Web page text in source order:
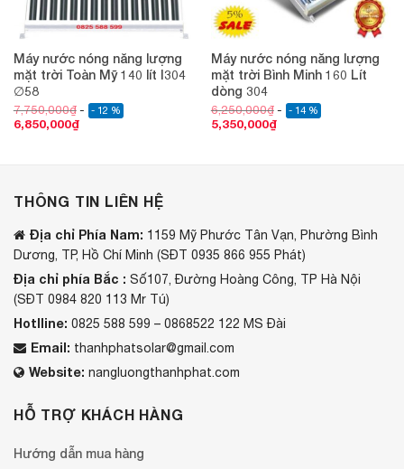
Máy nước nóng năng lượng
mặt trời Toàn Mỹ 140 lít I304
∅58
7,750,000₫ - 12 %
6,850,000₫
Máy nước nóng năng lượng
mặt trời Bình Minh 160 Lít
dòng 304
6,250,000₫ - 14 %
5,350,000₫
THÔNG TIN LIÊN HỆ
Địa chỉ Phía Nam: 1159 Mỹ Phước Tân Vạn, Phường Bình
Dương, TP, Hồ Chí Minh (SĐT 0935 866 955 Phát)
Địa chỉ phía Bắc : Số107, Đường Hoàng Công, TP Hà Nội
(SĐT 0984 820 113 Mr Tú)
Hotlline: 0825 588 599 – 0868522 122 MS Đài
Email: thanhphatsolar@gmail.com
Website: nangluongthanhphat.com
HỖ TRỢ KHÁCH HÀNG
Hướng dẫn mua hàng